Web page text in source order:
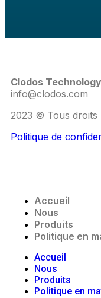
Clodos Technology
info@clodos.com
2023 © Tous droits
Politique de
Accueil
Nous
Produits
Politique en
Accueil
Nous
Produits
Politique en